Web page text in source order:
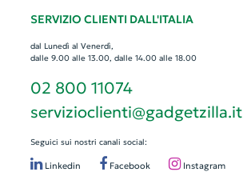
SERVIZIO CLIENTI DALL'ITALIA
dal Lunedì al Venerdì,
dalle 9.00 alle 13.00, dalle 14.00 alle 18.00
02 800 11074
servizioclienti@gadgetzilla.it
Seguici sui nostri canali social:
Linkedin Facebook Instagram